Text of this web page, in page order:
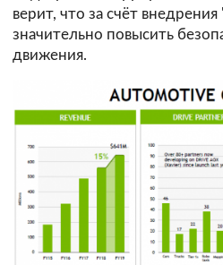
верит, что за счёт
значительно повысить
движения.